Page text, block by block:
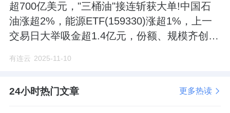
超700亿美元，"三桶油"接连斩获大单!中国石
油涨超2%，能源ETF(159330)涨超1%，上一
交易日大举吸金超1.4亿元，份额、规模齐创上
有连云 2025-11-10
24小时热门文章 更多热读